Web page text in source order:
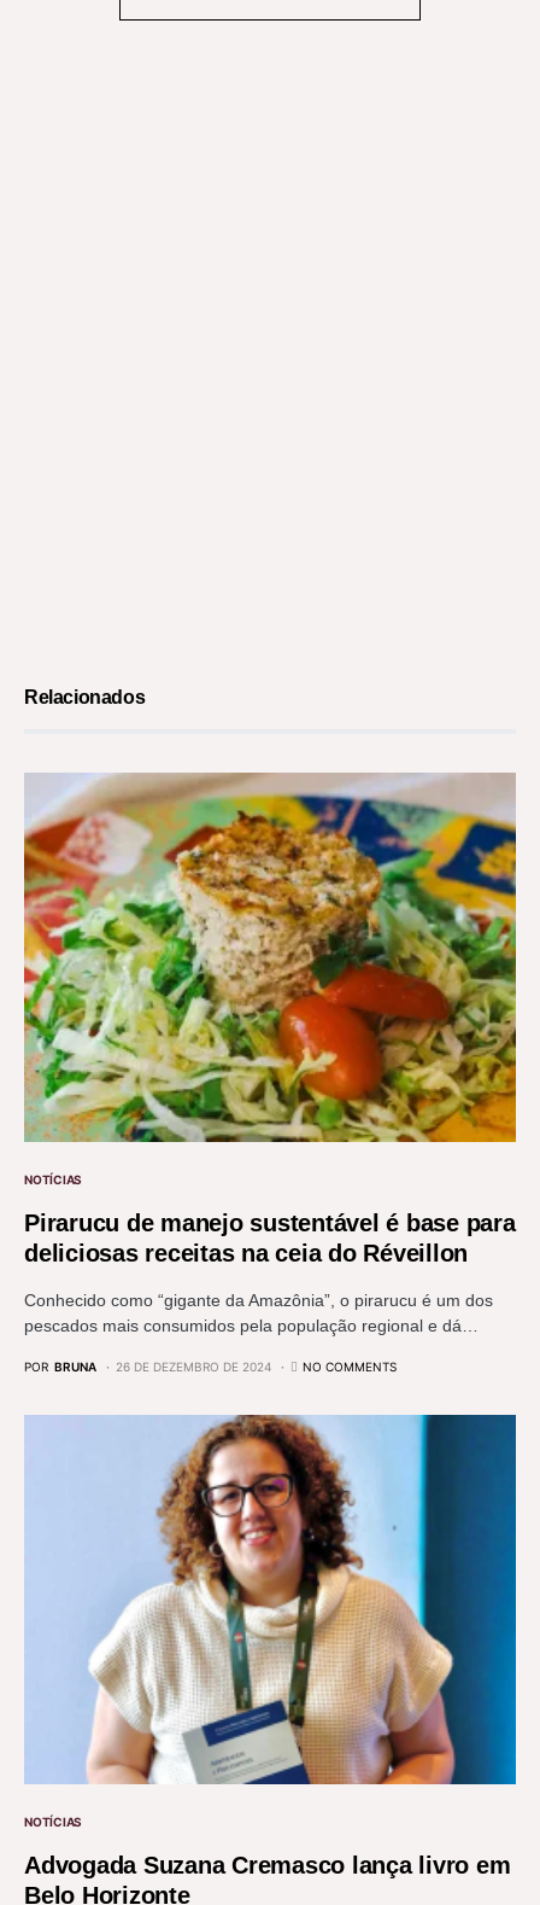
Relacionados
NOTÍCIAS
Pirarucu de manejo sustentável é base para
deliciosas receitas na ceia do Réveillon
Conhecido como “gigante da Amazônia”, o pirarucu é um dos
pescados mais consumidos pela população regional e dá…
POR BRUNA 26 DE DEZEMBRO DE 2024 NO COMMENTS
NOTÍCIAS
Advogada Suzana Cremasco lança livro em
Belo Horizonte